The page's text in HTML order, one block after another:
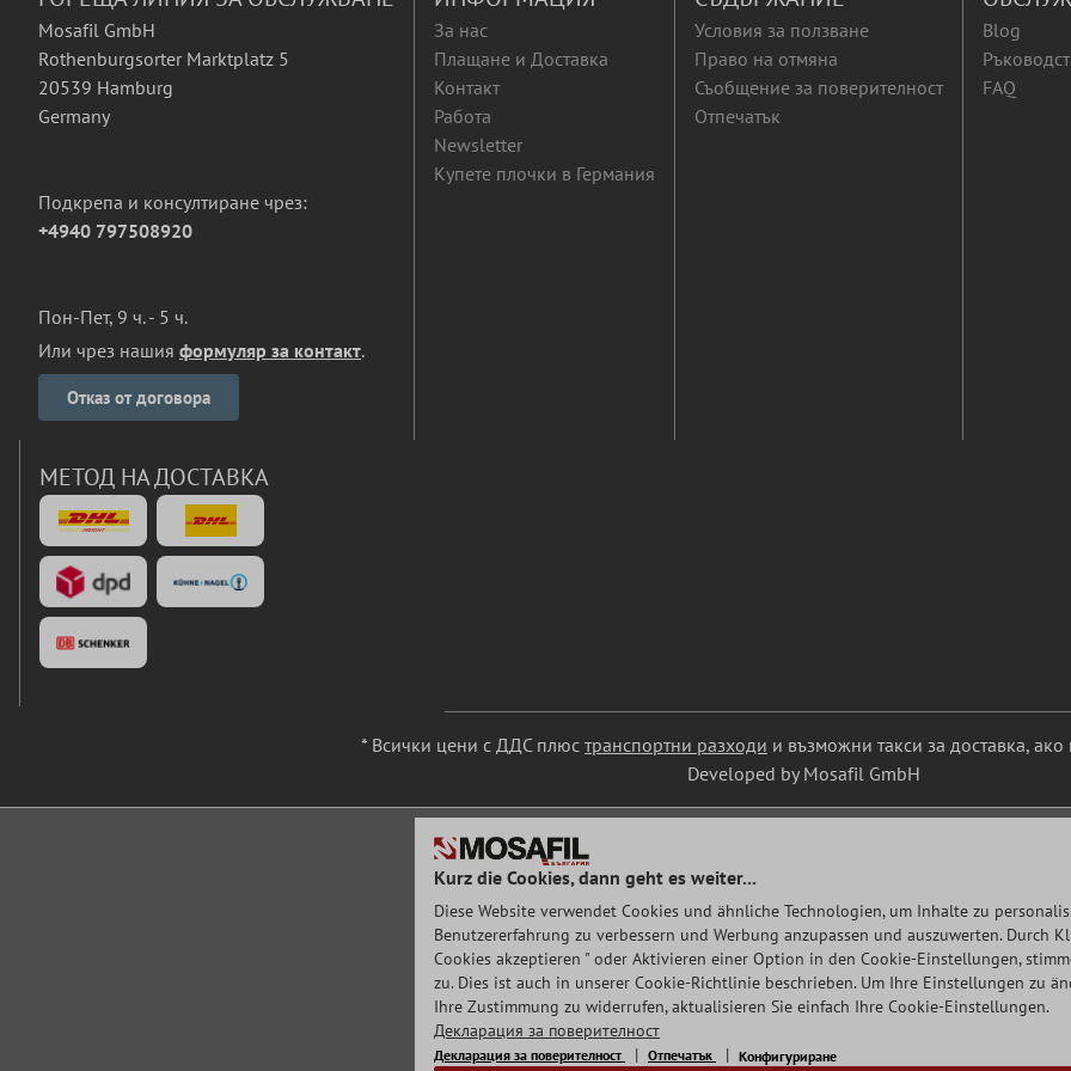
Mosafil GmbH
Rothenburgsorter Marktplatz 5
20539 Hamburg
Germany
Подкрепа и консултиране чрез:
+4940 797508920
Пон-Пет, 9 ч. - 5 ч.
Или чрез нашия формуляр за контакт.
Отказ от договора
За нас
Плащане и Доставка
Контакт
Работа
Newsletter
Купете плочки в Германия
Условия за ползване
Право на отмяна
Съобщение за поверителност
Отпечатък
Blog
FAQ
МЕТОД НА ДОСТАВКА
* Всички цени с ДДС плюс транспортни разходи и възможни такси за доставка,
Developed by Mosafil GmbH
Kurz die Cookies, dann geht es weiter...
Diese Website verwendet Cookies und ähnliche Technologien, um Inhalte zu
Benutzererfahrung zu verbessern und Werbung anzupassen und auszuwerten. Durch
Cookies akzeptieren " oder Aktivieren einer Option in den Cookie-Einstellungen,
zu. Dies ist auch in unserer Cookie-Richtlinie beschrieben. Um Ihre Einstellungen zu
Ihre Zustimmung zu widerrufen, aktualisieren Sie einfach Ihre Cookie-Einstellungen.
Декларация за поверителност
Декларация за поверителност Отпечатък Конфигуриране